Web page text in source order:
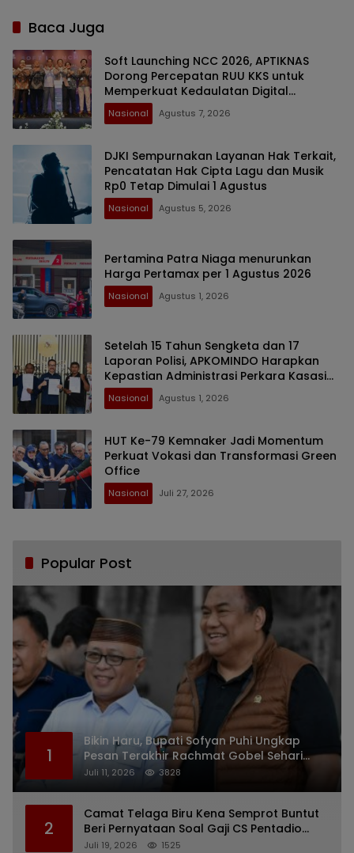
Baca Juga
Soft Launching NCC 2026, APTIKNAS
Dorong Percepatan RUU KKS untuk
Memperkuat Kedaulatan Digital
Indonesia
Nasional Agustus 7, 2026
DJKI Sempurnakan Layanan Hak Terkait,
Pencatatan Hak Cipta Lagu dan Musik
Rp0 Tetap Dimulai 1 Agustus
Nasional Agustus 5, 2026
Pertamina Patra Niaga menurunkan
Harga Pertamax per 1 Agustus 2026
Nasional Agustus 1, 2026
Setelah 15 Tahun Sengketa dan 17
Laporan Polisi, APKOMINDO Harapkan
Kepastian Administrasi Perkara Kasasi
Nomor 431 K/TUN/2026
Nasional Agustus 1, 2026
HUT Ke-79 Kemnaker Jadi Momentum
Perkuat Vokasi dan Transformasi Green
Office
Nasional Juli 27, 2026
Popular Post
1
Bikin Haru, Bupati Sofyan Puhi Ungkap
Pesan Terakhir Rachmat Gobel Sehari
Sebelum Wafat
Juli 11, 2026 3828
2
Camat Telaga Biru Kena Semprot Buntut
Beri Pernyataan Soal Gaji CS Pentadio
Barat yang Nunggak
Juli 19, 2026 1525